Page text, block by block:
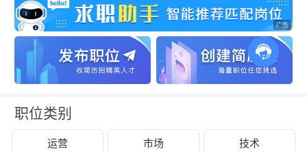
群体就业认定的企业名单的公示
关于开展2024年度企业劳动保障守法诚信
等级评价工作的公告
关于公布2024年度福清市经营性人力资源
服务机构年度报告结果的通知
关于拟拨付2025年2月份福清市失业保险支
持参保职工提升职业技能补贴的公示
关于征集2025年“好年华 聚福州”大学生暑
期社会实践岗位的通知
关于2024年度福清市民办职业培训机构年
检年报情况的公示
关于拟拨付我市2025年3月职业培训 “见证
职位类别
运营 市场 技术